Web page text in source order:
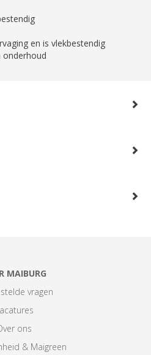
en is vlekbestendig
onderhoud
MAIBURG
vragen
ons
& Maigreen